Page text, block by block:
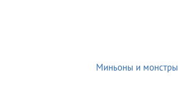
Миньоны и монстры